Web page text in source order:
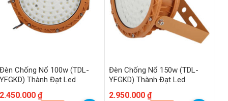
Đèn Chống Nổ 100w (TDL-
YFGKD) Thành Đạt Led
Giá
2.450.000 ₫
Giá
Đèn Chống Nổ 150w (TDL-
YFGKD) Thành Đạt Led
Giá
2.950.000 ₫
Giá